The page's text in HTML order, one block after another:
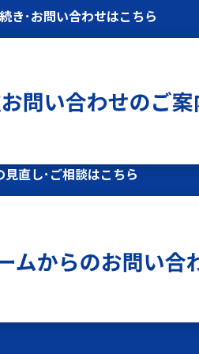
き･お問い合わせはこちら
見直し･ご相談はこちら